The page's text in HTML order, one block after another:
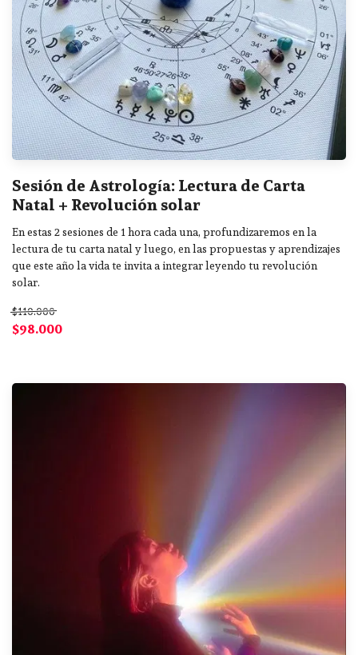
Sesión de Astrología: Lectura de Carta
Natal + Revolución solar
En estas 2 sesiones de 1 hora cada una, profundizaremos en la
lectura de tu carta natal y luego, en las propuestas y aprendizajes
que este año la vida te invita a integrar leyendo tu revolución
solar.
$110.000
$98.000